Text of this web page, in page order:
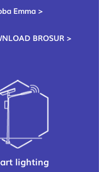
Emma >
BROSUR >
lighting